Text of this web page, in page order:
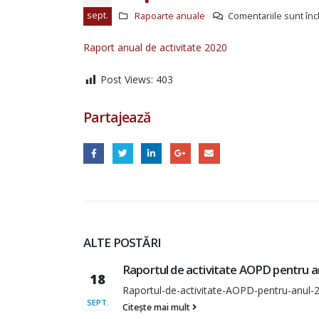
sept. Rapoarte anuale Comentariile sunt
Raport anual de activitate 2020
Post Views: 403
Partajează
ALTE POSTĂRI
17
OCT.
Raportul de activitate AOPD pentru
Vizualizează aici: Raportul de activitate
anul 2015.
Raport pentru ciclul IV al Evaluării
20 iulie 2026
Antreprenoriatul social în
prim-plan: retrospectiva
parteneriat dintre autoritățile
și societatea civilă